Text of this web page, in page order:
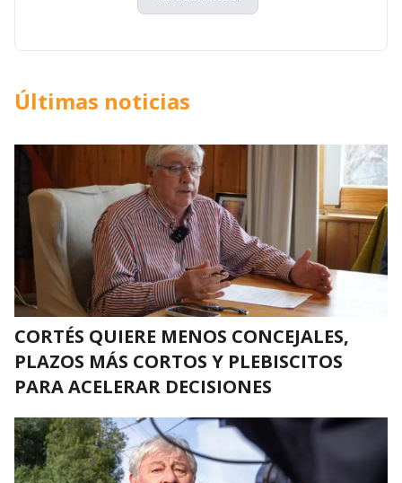
Últimas noticias
CORTÉS QUIERE MENOS CONCEJALES,
PLAZOS MÁS CORTOS Y PLEBISCITOS
PARA ACELERAR DECISIONES